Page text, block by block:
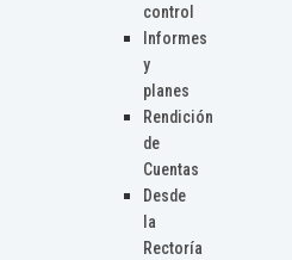
control
Informes
y
planes
Rendición
de
Cuentas
Desde
la
Rectoría